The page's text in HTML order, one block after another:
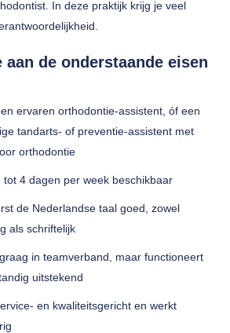
In deze praktijk krijg je veel
de onderstaande eisen
ervaren orthodontie-assistent, óf een
tandarts- of preventie-assistent met
orthodontie
tot 4 dagen per week beschikbaar
de Nederlandse taal goed, zowel
als schriftelijk
in teamverband, maar functioneert
uitstekend
en kwaliteitsgericht en werkt